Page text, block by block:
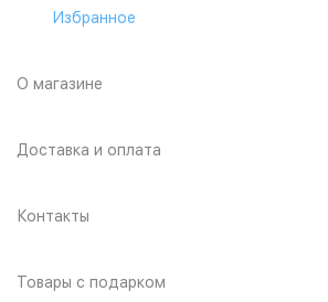
Избранное
О магазине
Доставка и оплата
Контакты
Товары с подарком